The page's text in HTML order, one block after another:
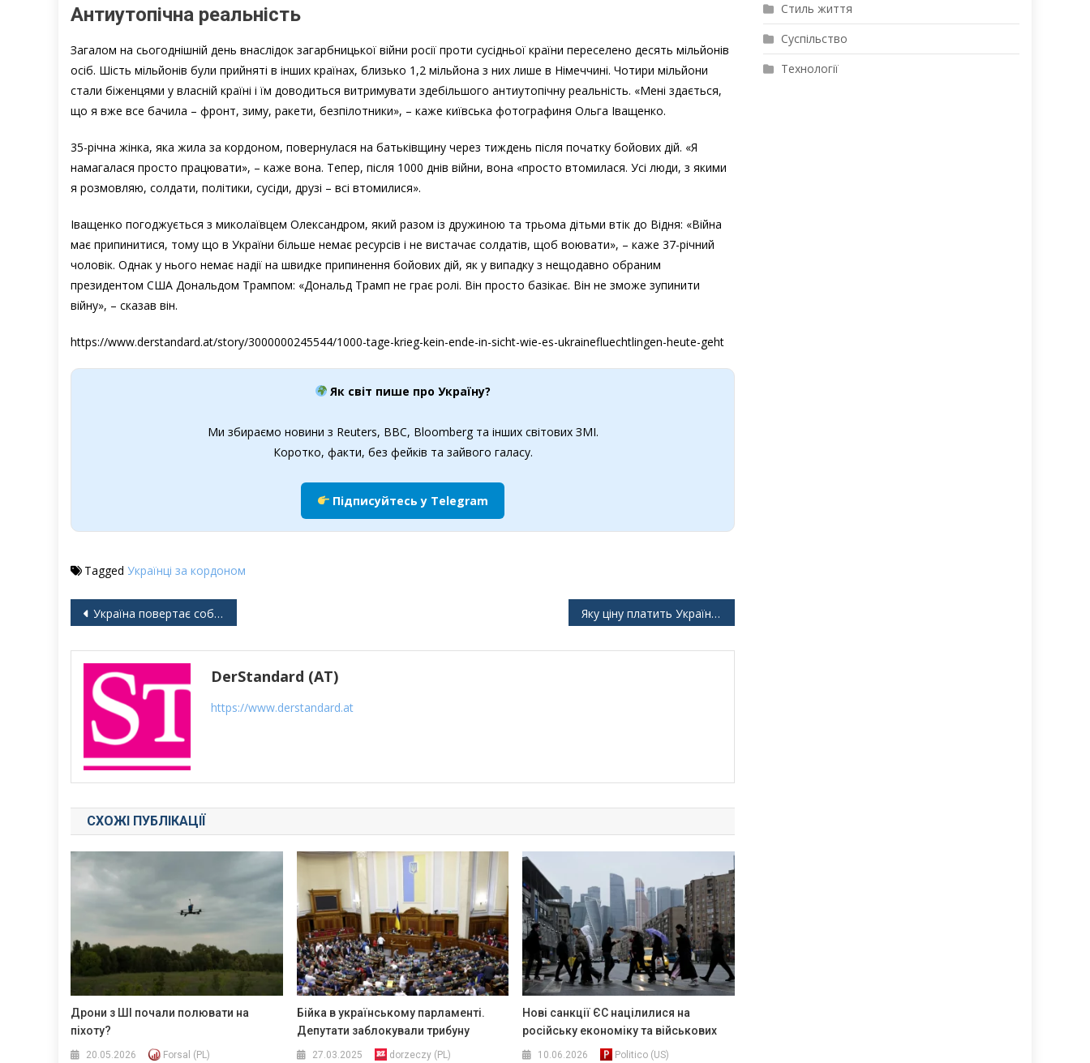
Антиутопічна реальність
Загалом на сьогоднішній день внаслідок загарбницької війни росії проти сусідньої країни переселено десять мільйонів
осіб. Шість мільйонів були прийняті в інших країнах, близько 1,2 мільйона з них лише в Німеччині. Чотири мільйони
стали біженцями у власній країні і їм доводиться витримувати здебільшого антиутопічну реальність. «Мені здається,
що я вже все бачила – фронт, зиму, ракети, безпілотники», – каже київська фотографиня Ольга Іващенко.
35-річна жінка, яка жила за кордоном, повернулася на батьківщину через тиждень після початку бойових дій. «Я
намагалася просто працювати», – каже вона. Тепер, після 1000 днів війни, вона «просто втомилася. Усі люди, з якими
я розмовляю, солдати, політики, сусіди, друзі – всі втомилися».
Іващенко погоджується з миколаївцем Олександром, який разом із дружиною та трьома дітьми втік до Відня: «Війна
має припинитися, тому що в України більше немає ресурсів і не вистачає солдатів, щоб воювати», – каже 37-річний
чоловік. Однак у нього немає надії на швидке припинення бойових дій, як у випадку з нещодавно обраним
президентом США Дональдом Трампом: «Дональд Трамп не грає ролі. Він просто базікає. Він не зможе зупинити
війну», – сказав він.
https://www.derstandard.at/story/3000000245544/1000-tage-krieg-kein-ende-in-sicht-wie-es-ukrainefluechtlingen-heute-geht
Як світ пише про Україну?
Ми збираємо новини з Reuters, BBC, Bloomberg та інших світових ЗМІ.
Коротко, факти, без фейків та зайвого галасу.
Підписуйтесь у Telegram
Tagged Українці за кордоном
Навігація
Україна повертає собі території в Харкові Яку ціну платить Україна? Інсайдер: Путін готовий до переговорів про припинення вогню з Трампом
DerStandard (AT)
https://www.derstandard.at
СХОЖІ ПУБЛІКАЦІЇ
Дрони з ШІ почали полювати на
піхоту?
20.05.2026 Forsal (PL)
Бійка в українському парламенті.
Депутати заблокували трибуну
27.03.2025 dorzeczy (PL)
Нові санкції ЄС націлилися на
російську економіку та військових
10.06.2026 Politico (US)
Стиль життя
Суспільство
Технології